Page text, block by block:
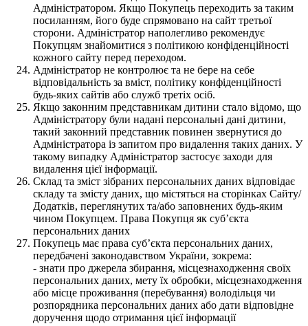
Адміністратором. Якщо Покупець переходить за таким
посиланням, його буде спрямовано на сайт третьої
сторони. Адміністратор наполегливо рекомендує
Покупцям знайомитися з політикою конфіденційності
кожного сайту перед переходом.
Адміністратор не контролює та не бере на себе
відповідальність за вміст, політику конфіденційності
будь-яких сайтів або служб третіх осіб.
Якщо законним представникам дитини стало відомо, що
Адміністратору були надані персональні дані дитини,
такий законний представник повинен звернутися до
Адміністратора із запитом про видалення таких даних. У
такому випадку Адміністратор застосує заходи для
видалення цієї інформації.
Склад та зміст зібраних персональних даних відповідає
складу та змісту даних, що містяться на сторінках Сайту/
Додатків, переглянутих та/або заповнених будь-яким
чином Покупцем. Права Покупця як суб’єкта
персональних даних
Покупець має права суб’єкта персональних даних,
передбачені законодавством України, зокрема:
- знати про джерела збирання, місцезнаходження своїх
персональних даних, мету їх обробки, місцезнаходження
або місце проживання (перебування) володільця чи
розпорядника персональних даних або дати відповідне
доручення щодо отримання цієї інформації